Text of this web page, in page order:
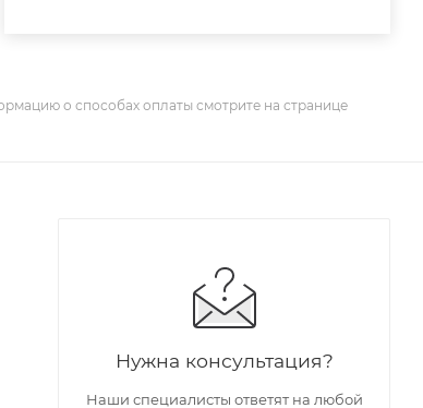
о способах оплаты смотрите на странице
Нужна консультация?
Наши специалисты ответят на любой